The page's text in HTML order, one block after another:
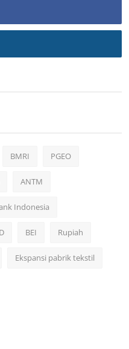
BMRI PGEO
ANTM
Indonesia
BEI Rupiah
Ekspansi pabrik tekstil